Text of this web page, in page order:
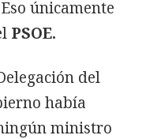
únicamente
PSOE.
del
había
ministro